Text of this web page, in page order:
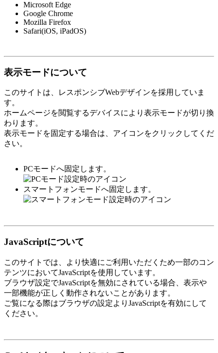
Microsoft Edge
Google Chrome
Mozilla Firefox
Safari(iOS, iPadOS)
表示モードについて
このサイトは、レスポンシブWebデザインを採用していま
す。
ホームページを閲覧するデバイスにより表示モードが切り換
わります。
表示モードを固定する場合は、アイコンをクリックしてくだ
さい。
PCモードへ固定します。
スマートフォンモードへ固定します。
JavaScriptについて
このサイトでは、より快適にご利用いただくため一部のコン
テンツにおいてJavaScriptを使用しています。
ブラウザ設定でJavaScriptを無効にされている場合、表示や
一部機能が正しく動作されないことがあります。
ご覧になる際はブラウザの設定よりJavaScriptを有効にして
ください。